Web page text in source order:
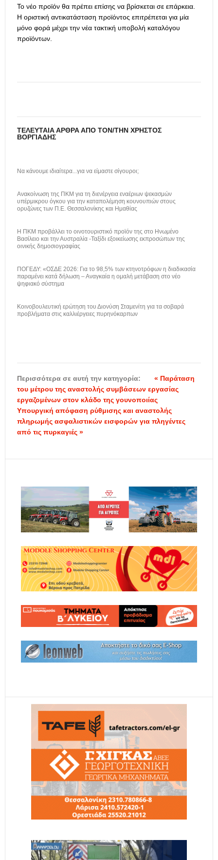
Το νέο προϊόν θα πρέπει επίσης να βρίσκεται σε επάρκεια.
Η οριστική αντικατάσταση προϊόντος επιτρέπεται για μία
μόνο φορά μέχρι την νέα τακτική υποβολή καταλόγου
προϊόντων.
ΤΕΛΕΥΤΑΊΑ ΆΡΘΡΑ ΑΠΌ ΤΟΝ/ΤΗΝ ΧΡΉΣΤΟΣ
ΒΟΡΓΙΆΔΗΣ
Να κάνουμε ιδιαίτερα...για να είμαστε σίγουροι;
Ανακοίνωση της ΠΚΜ για τη διενέργεια εναέριων ψεκασμών
υπέρμικρου όγκου για την καταπολέμηση κουνουπιών στους
ορυζώνες των Π.Ε. Θεσσαλονίκης και Ημαθίας
H ΠΚΜ προβάλλει το οινοτουριστικό προϊόν της στο Ηνωμένο
Βασίλειο και την Αυστραλία -Ταξίδι εξοικείωσης εκπροσώπων της
οινικής δημοσιογραφίας
ΠΟΓΕΔΥ: «ΟΣΔΕ 2026: Για το 98,5% των κτηνοτρόφων η διαδικασία
παραμένει κατά δήλωση – Αναγκαία η ομαλή μετάβαση στο νέο
ψηφιακό σύστημα
Κοινοβουλευτική ερώτηση του Διονύση Σταμενίτη για τα σοβαρά
προβλήματα στις καλλιέργειες πυρηνόκαρπων
Περισσότερα σε αυτή την κατηγορία:
« Παράταση
του μέτρου της αναστολής συμβάσεων εργασίας
εργαζομένων στον κλάδο της γουνοποιίας
Υπουργική απόφαση ρύθμισης και αναστολής
πληρωμής ασφαλιστικών εισφορών για πληγέντες
από τις πυρκαγιές »